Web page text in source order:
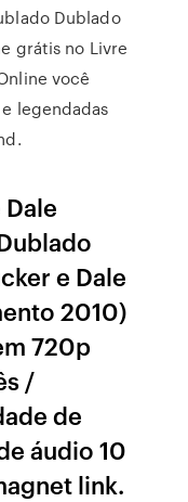
Dublado
grátis no Livre
você
legendadas
e Dale
2010)
720p
/
de
áudio 10
link.